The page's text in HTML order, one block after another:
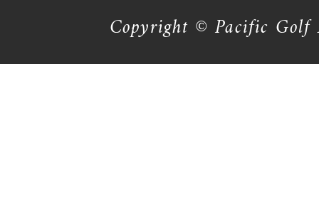
Copyright © Pacific Golf